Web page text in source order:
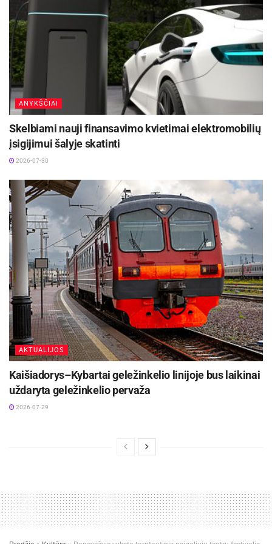
aprangą. Yra universalių komplektų su išimamais
sluoksniais, ventiliacinėmis angomis – tarsi
šveicariški peiliukai. Tačiau jie retai leidžia
pasiekti aukščiausio funkcionalumo ar išskirtinio
stiliaus“, – teigia jis.
Bieliauskas pats nesinaudoja daugiafunkce
apranga, primenančia slidinėjimo kostiumą, ir
renkasi aprangą dalinti į sluoksnius. Lietui –
specialus motociklininko lietpaltis, kuris atlaiko
ir stipriausią liūtį. Vėsesniam orui – šiltas
apatinis sluoksnis. Jo nuomone, aprangos
pasirinkimas visada reikalauja kompromiso tarp
saugumo, stiliaus ir funkcionalumo. Norint
aukščiausių rezultatų vienoje srityje, bet
nepadidinant biudžeto, tenka aukoti kitus
aspektus.
Metų motociklas 2025 bandymai
ANYKŠČIAI
Skelbiami nauji finansavimo kvietimai elektromobilių
įsigijimui šalyje skatinti
2026-07-30
AKTUALIJOS
Kaišiadorys–Kybartai geležinkelio linijoje bus laikinai
uždaryta geležinkelio pervaža
2026-07-29